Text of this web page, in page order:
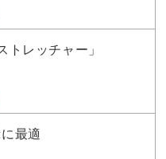
レッチャー」
最適